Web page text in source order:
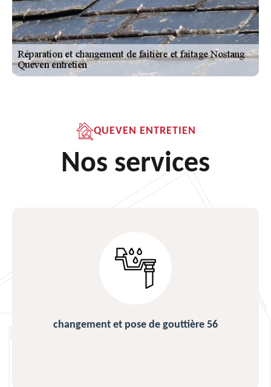
QUEVEN ENTRETIEN
Nos services
changement et pose de gouttière 56